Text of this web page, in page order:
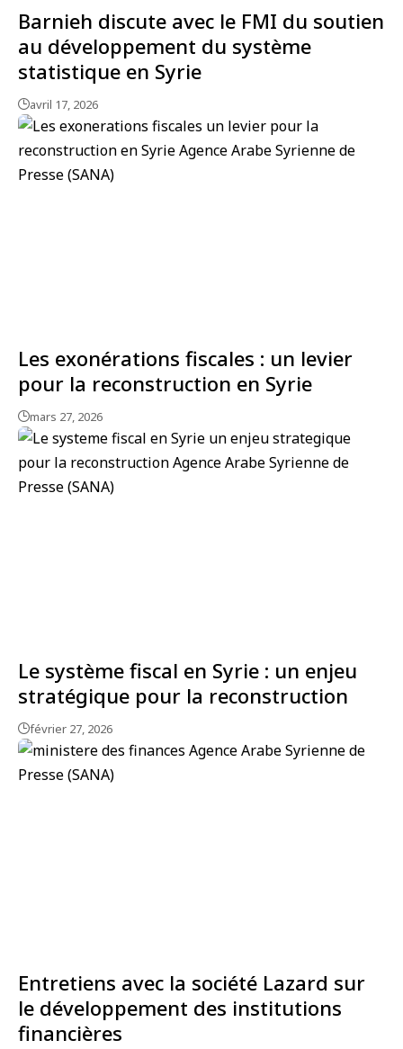
Barnieh discute avec le FMI du soutien
au développement du système
statistique en Syrie
avril 17, 2026
Les exonérations fiscales : un levier
pour la reconstruction en Syrie
mars 27, 2026
Le système fiscal en Syrie : un enjeu
stratégique pour la reconstruction
février 27, 2026
Entretiens avec la société Lazard sur
le développement des institutions
financières